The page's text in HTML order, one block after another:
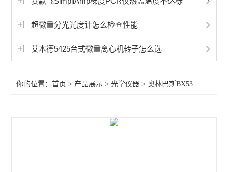
蔡司Axioscope 7光学显微镜
相差显微镜
超微量分光光度计怎么检查性能
艾本德5425台式微量离心机转子怎么选
你的位置：首页 > 产品展示 >光学仪器 >奥林巴斯BX53M金相显微镜